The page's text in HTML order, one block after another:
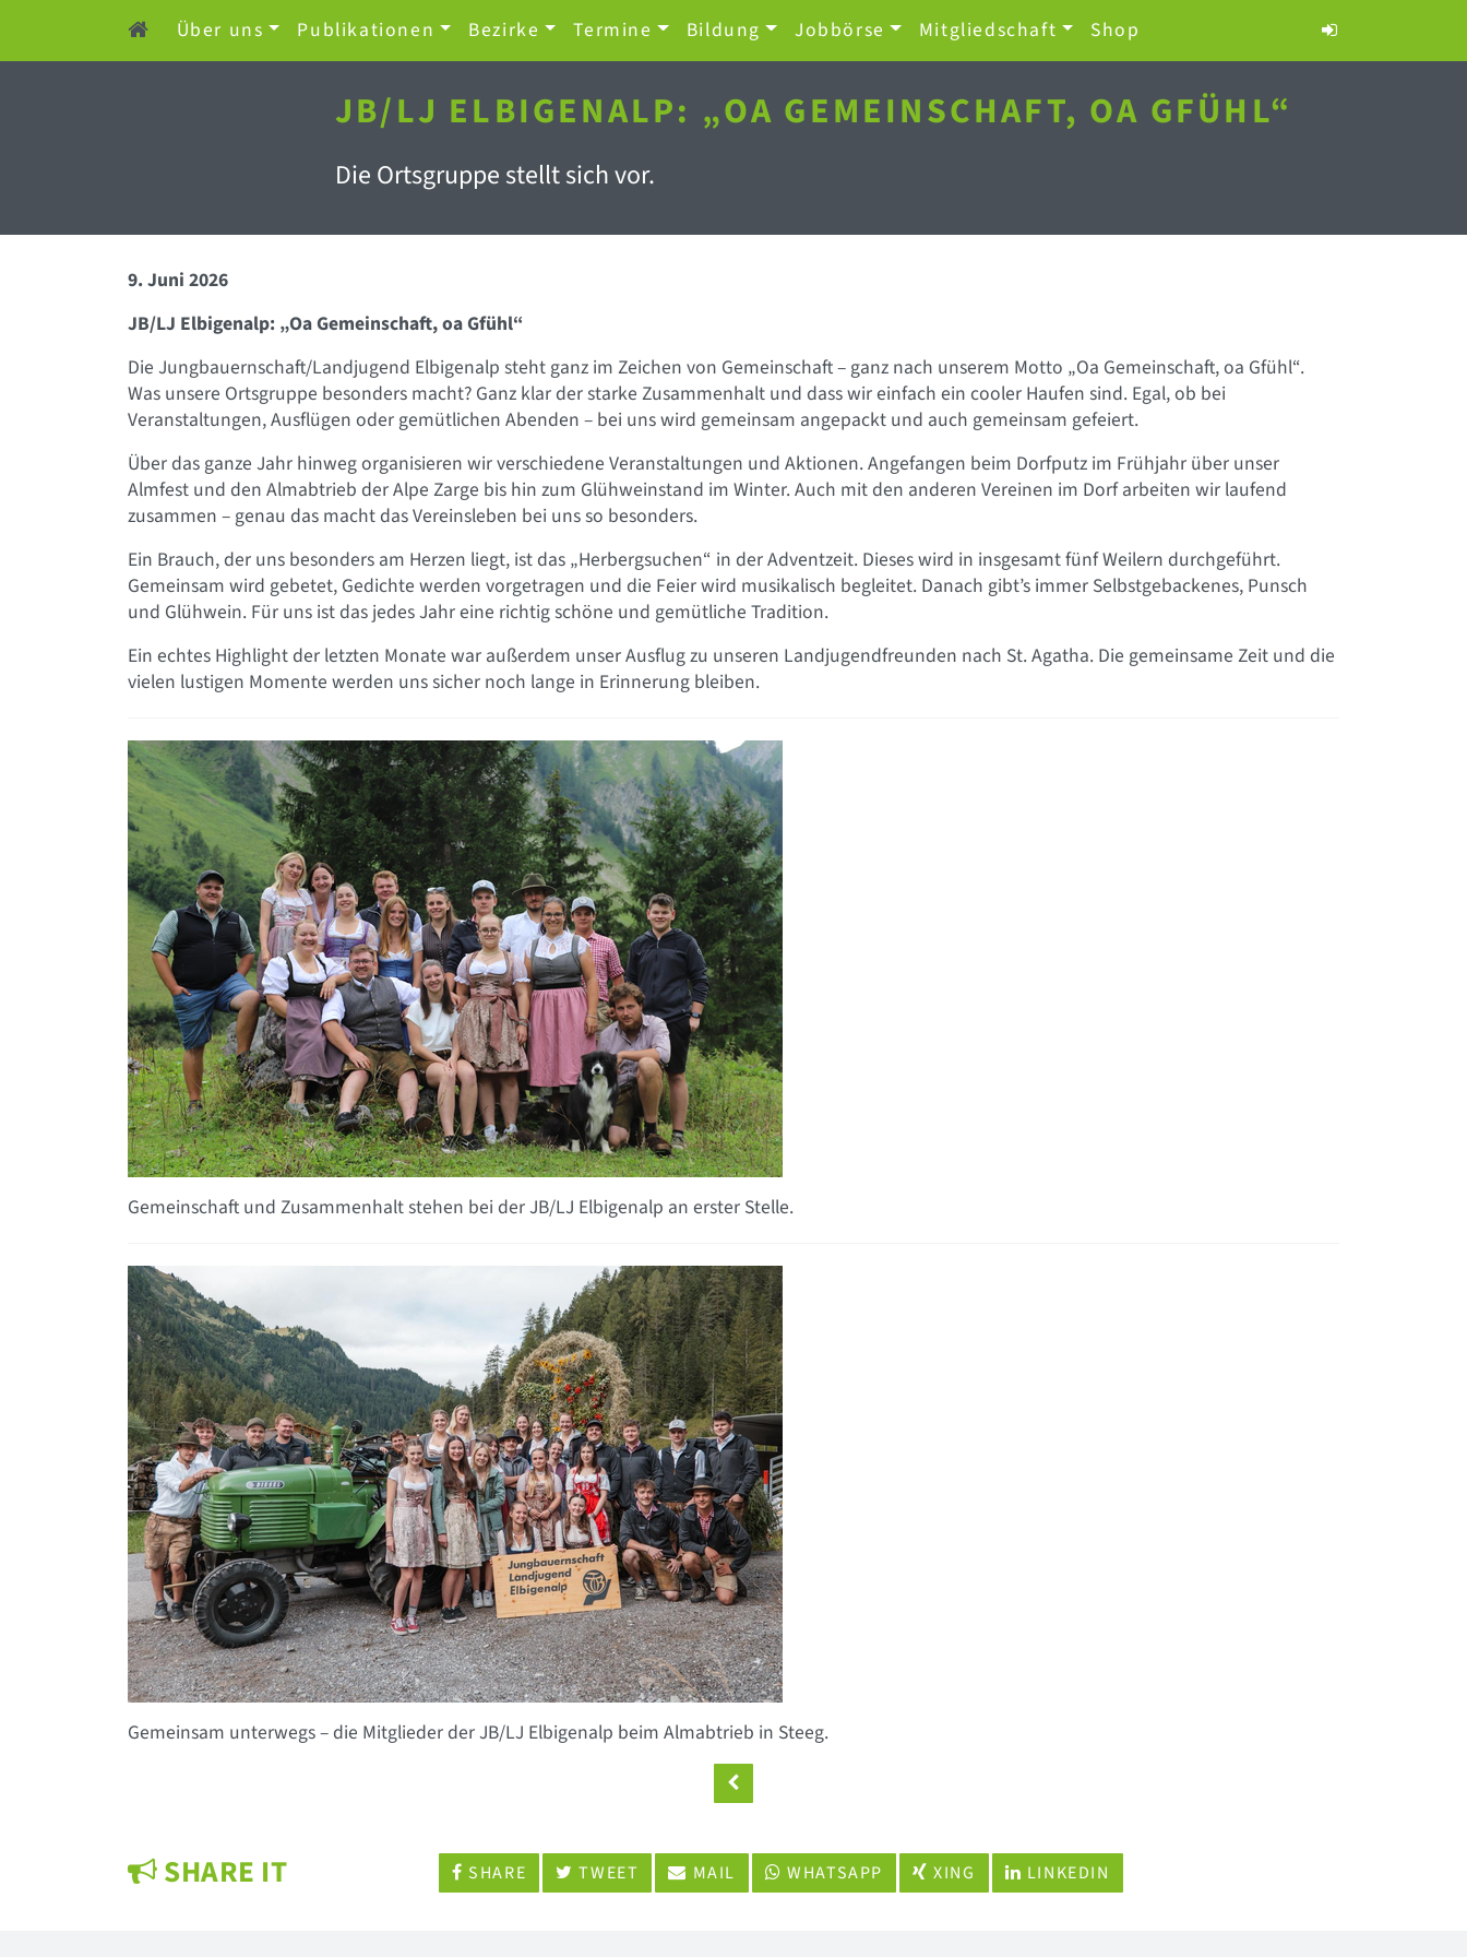
Über uns Publikationen Bezirke Termine Bildung Jobbörse Mitgliedschaft Shop
JB/LJ ELBIGENALP: „OA GEMEINSCHAFT, OA GFÜHL“
Die Ortsgruppe stellt sich vor.
9. Juni 2026
JB/LJ Elbigenalp: „Oa Gemeinschaft, oa Gfühl“
Die Jungbauernschaft/Landjugend Elbigenalp steht ganz im Zeichen von Gemeinschaft – ganz nach unserem Motto „Oa Gemeinschaft, oa Gfühl“.
Was unsere Ortsgruppe besonders macht? Ganz klar der starke Zusammenhalt und dass wir einfach ein cooler Haufen sind. Egal, ob bei
Veranstaltungen, Ausflügen oder gemütlichen Abenden – bei uns wird gemeinsam angepackt und auch gemeinsam gefeiert.
Über das ganze Jahr hinweg organisieren wir verschiedene Veranstaltungen und Aktionen. Angefangen beim Dorfputz im Frühjahr über unser
Almfest und den Almabtrieb der Alpe Zarge bis hin zum Glühweinstand im Winter. Auch mit den anderen Vereinen im Dorf arbeiten wir laufend
zusammen – genau das macht das Vereinsleben bei uns so besonders.
Ein Brauch, der uns besonders am Herzen liegt, ist das „Herbergsuchen“ in der Adventzeit. Dieses wird in insgesamt fünf Weilern durchgeführt.
Gemeinsam wird gebetet, Gedichte werden vorgetragen und die Feier wird musikalisch begleitet. Danach gibt’s immer Selbstgebackenes, Punsch
und Glühwein. Für uns ist das jedes Jahr eine richtig schöne und gemütliche Tradition.
Ein echtes Highlight der letzten Monate war außerdem unser Ausflug zu unseren Landjugendfreunden nach St. Agatha. Die gemeinsame Zeit und die
vielen lustigen Momente werden uns sicher noch lange in Erinnerung bleiben.
Gemeinschaft und Zusammenhalt stehen bei der JB/LJ Elbigenalp an erster Stelle.
Gemeinsam unterwegs – die Mitglieder der JB/LJ Elbigenalp beim Almabtrieb in Steeg.
SHARE IT SHARE TWEET MAIL WHATSAPP XING LINKEDIN